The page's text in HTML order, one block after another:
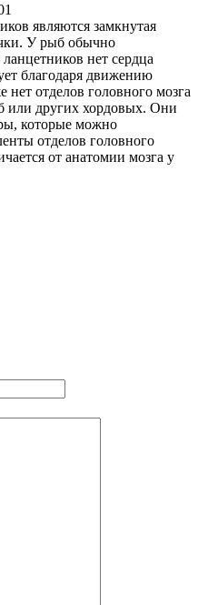
являются замкнутая
У рыб обычно
нет сердца
благодаря движению
отделов головного мозга
или других хордовых. Они
которые можно
отделов головного
от анатомии мозга у